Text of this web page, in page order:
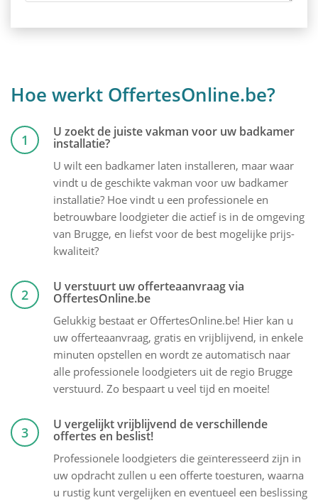
Hoe werkt OffertesOnline.be?
1 U zoekt de juiste vakman voor uw badkamer
installatie?
U wilt een badkamer laten installeren, maar waar
vindt u de geschikte vakman voor uw badkamer
installatie? Hoe vindt u een professionele en
betrouwbare loodgieter die actief is in de omgeving
van Brugge, en liefst voor de best mogelijke prijs-
kwaliteit?
2 U verstuurt uw offerteaanvraag via
OffertesOnline.be
Gelukkig bestaat er OffertesOnline.be! Hier kan u
uw offerteaanvraag, gratis en vrijblijvend, in enkele
minuten opstellen en wordt ze automatisch naar
alle professionele loodgieters uit de regio Brugge
verstuurd. Zo bespaart u veel tijd en moeite!
3 U vergelijkt vrijblijvend de verschillende
offertes en beslist!
Professionele loodgieters die geïnteresseerd zijn in
uw opdracht zullen u een offerte toesturen, waarna
u rustig kunt vergelijken en eventueel een beslissing